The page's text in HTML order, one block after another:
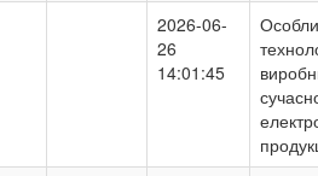
2026-06-
26
14:01:45